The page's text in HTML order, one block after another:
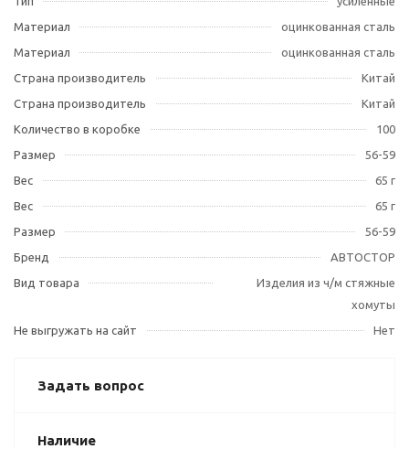
Материал
оцинкованная сталь
Материал
оцинкованная сталь
Страна производитель
Китай
Страна производитель
Китай
Количество в коробке
100
Размер
56-59
Вес
65 г
Вес
65 г
Размер
56-59
Бренд
АВТОСТОР
Вид товара
Изделия из ч/м стяжные
хомуты
Не выгружать на сайт
Нет
Задать вопрос
Наличие